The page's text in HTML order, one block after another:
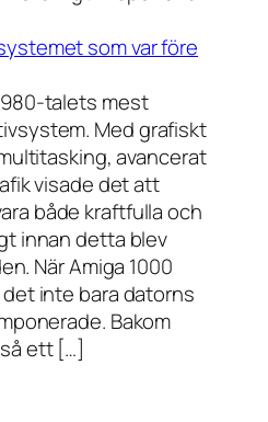
som var före
talets mest
Med grafiskt
avancerat
visade det att
både kraftfulla och
innan detta blev
När Amiga 1000
inte bara datorns
Bakom
ett […]